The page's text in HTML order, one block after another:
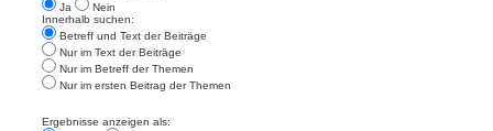
Ja
Nein
Innerhalb suchen:
Betreff und Text der Beiträge
Nur im Text der Beiträge
Nur im Betreff der Themen
Nur im ersten Beitrag der Themen
Ergebnisse anzeigen als: